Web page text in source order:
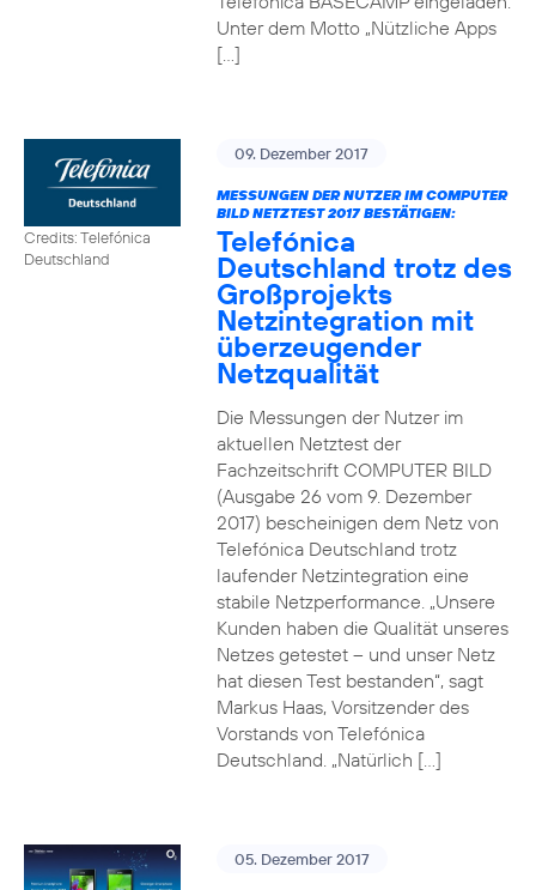
Unter dem Motto „Nützliche Apps
[…]
Credits: Telefónica
Deutschland
09. Dezember 2017
MESSUNGEN DER NUTZER IM COMPUTER
BILD NETZTEST 2017 BESTÄTIGEN:
Telefónica
Deutschland trotz des
Großprojekts
Netzintegration mit
überzeugender
Netzqualität
Die Messungen der Nutzer im
aktuellen Netztest der
Fachzeitschrift COMPUTER BILD
(Ausgabe 26 vom 9. Dezember
2017) bescheinigen dem Netz von
Telefónica Deutschland trotz
laufender Netzintegration eine
stabile Netzperformance. „Unsere
Kunden haben die Qualität unseres
Netzes getestet – und unser Netz
hat diesen Test bestanden“, sagt
Markus Haas, Vorsitzender des
Vorstands von Telefónica
Deutschland. „Natürlich […]
05. Dezember 2017